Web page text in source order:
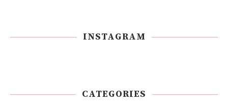
INSTAGRAM
CATEGORIES